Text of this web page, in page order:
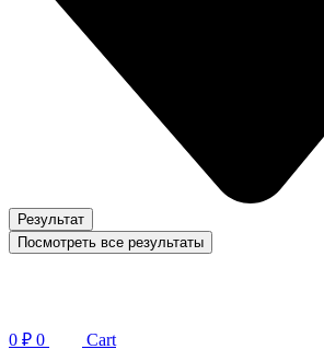
Результат
Посмотреть все результаты
0 ₽ 0 Cart